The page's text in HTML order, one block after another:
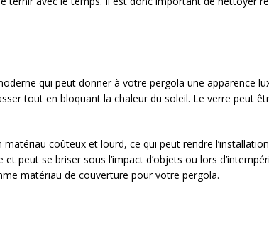
qui peut donner à votre pergola une apparence
tout en bloquant la chaleur du soleil. Le verre peut
coûteux et lourd, ce qui peut rendre
peut se briser sous l’impact d’objets ou lors
matériau de couverture pour votre pergola.